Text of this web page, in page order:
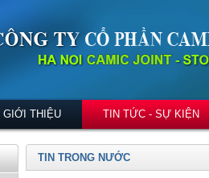
GIỚI THIỆU TIN TỨC - SỰ KIỆN
TIN TRONG NƯỚC